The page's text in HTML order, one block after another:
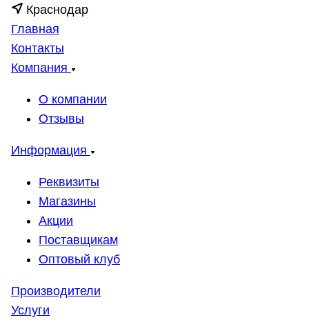
Краснодар
Главная
Контакты
Компания
О компании
Отзывы
Информация
Реквизиты
Магазины
Акции
Поставщикам
Оптовый клуб
Производители
Услуги